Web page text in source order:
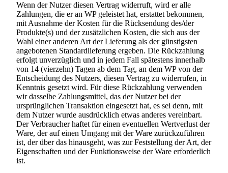
Wenn der Nutzer diesen Vertrag widerruft, wird er alle
Zahlungen, die er an WP geleistet hat, erstattet bekommen,
mit Ausnahme der Kosten für die Rücksendung des/der
Produkte(s) und der zusätzlichen Kosten, die sich aus der
Wahl einer anderen Art der Lieferung als der günstigsten
angebotenen Standardlieferung ergeben. Die Rückzahlung
erfolgt unverzüglich und in jedem Fall spätestens innerhalb
von 14 (vierzehn) Tagen ab dem Tag, an dem WP von der
Entscheidung des Nutzers, diesen Vertrag zu widerrufen, in
Kenntnis gesetzt wird. Für diese Rückzahlung verwenden
wir dasselbe Zahlungsmittel, das der Nutzer bei der
ursprünglichen Transaktion eingesetzt hat, es sei denn, mit
dem Nutzer wurde ausdrücklich etwas anderes vereinbart.
Der Verbraucher haftet für einen eventuellen Wertverlust der
Ware, der auf einen Umgang mit der Ware zurückzuführen
ist, der über das hinausgeht, was zur Feststellung der Art, der
Eigenschaften und der Funktionsweise der Ware erforderlich
ist.